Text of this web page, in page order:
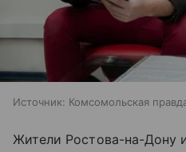
Источник: Комсомольская
Жители Ростова-на-Дону